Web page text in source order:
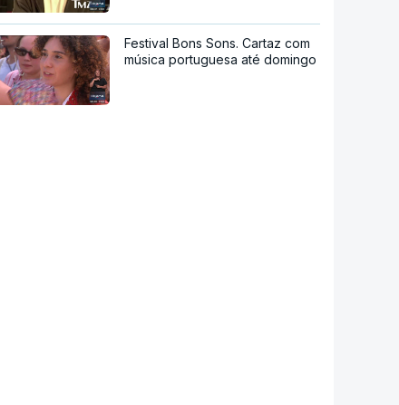
Festival Bons Sons. Cartaz com
música portuguesa até domingo